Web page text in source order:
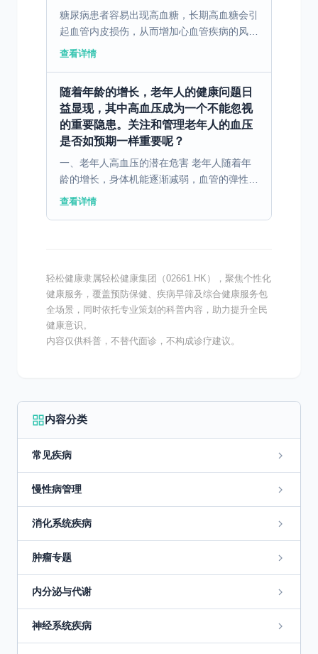
糖尿病患者容易出现高血糖，长期高血糖会引
起血管内皮损伤，从而增加心血管疾病的风
险。同时，糖尿病会影响脂肪代谢，使得血液
查看详情
随着年龄的增长，老年人的健康问题日
益显现，其中高血压成为一个不能忽视
的重要隐患。关注和管理老年人的血压
是否如预期一样重要呢？
一、老年人高血压的潜在危害 老年人随着年
龄的增长，身体机能逐渐减弱，血管的弹性也
明显下降，这使得他们更容易受到高血压的侵
查看详情
轻松健康隶属轻松健康集团（02661.HK），聚焦个性化
健康服务，覆盖预防保健、疾病早筛及综合健康服务包
全场景，同时依托专业策划的科普内容，助力提升全民
健康意识。
内容仅供科普，不替代面诊，不构成诊疗建议。
内容分类
常见疾病
慢性病管理
消化系统疾病
肿瘤专题
内分泌与代谢
神经系统疾病